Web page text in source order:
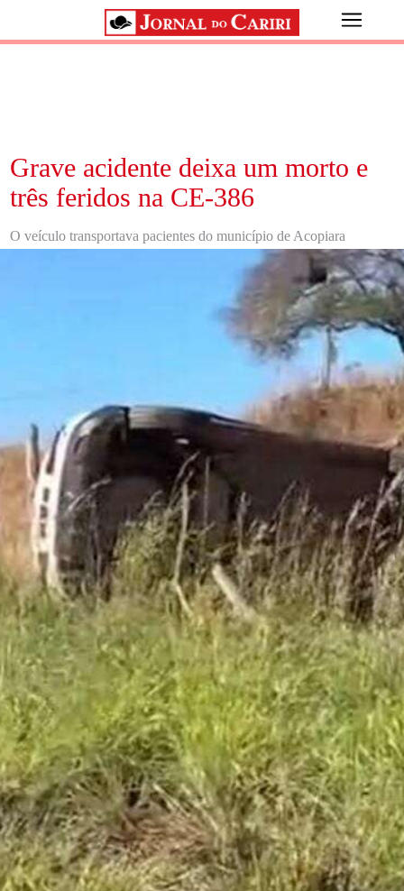
Grave acidente deixa um morto e
três feridos na CE-386
O veículo transportava pacientes do município de Acopiara